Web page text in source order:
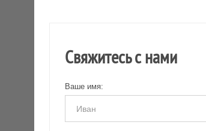
Свяжитесь с нами
Ваше имя: